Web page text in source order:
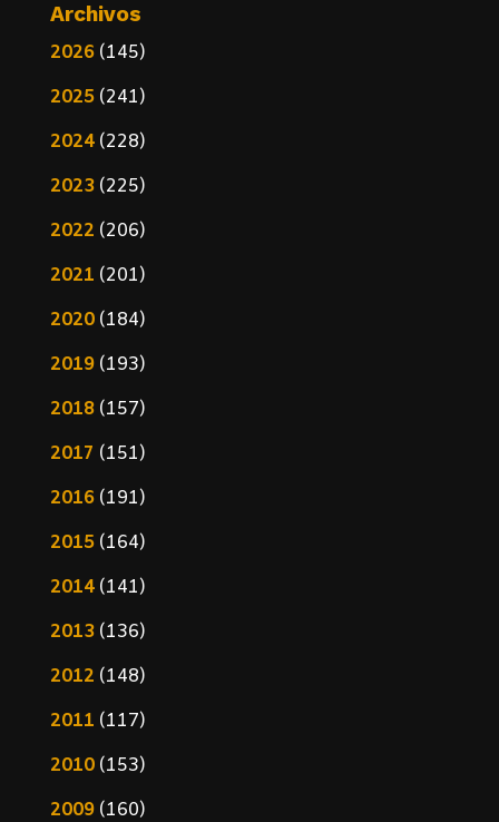
Archivos
2026(145)
2025(241)
2024(228)
2023(225)
2022 (206)
2021 (201)
2020(184)
2019(193)
2018(157)
2017 (151)
2016(191)
2015(164)
2014(141)
2013(136)
2012 (148)
2011 (117)
2010(153)
2009(160)